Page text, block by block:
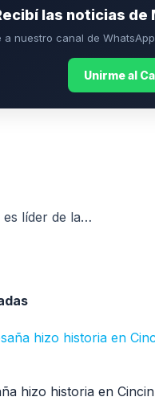
las noticias de
a nuestro canal de
Unirme al
River volvió al triunfo y es líder de la Zona B tras vencer a San Martín de San Juan
hizo historia en